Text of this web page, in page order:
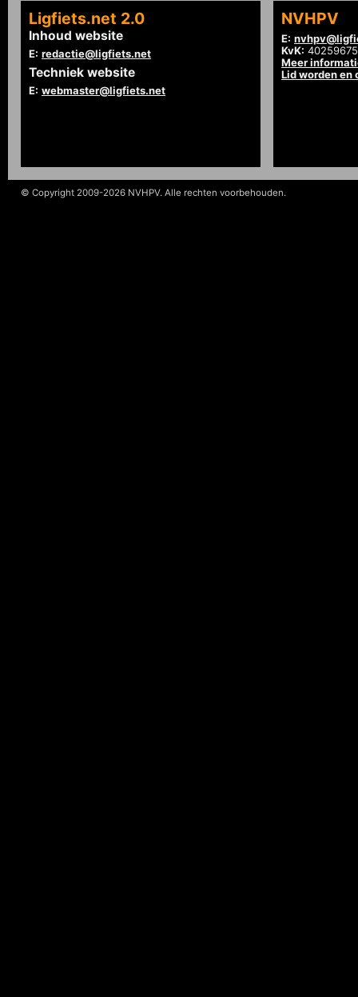
Ligfiets.net 2.0
Inhoud website
E: redactie@ligfiets.net
Techniek website
E: webmaster@ligfiets.net
NVHPV
E:
KvK: 40259675
Meer
Lid worden en
© Copyright 2009-2026 NVHPV. Alle rechten voorbehouden.